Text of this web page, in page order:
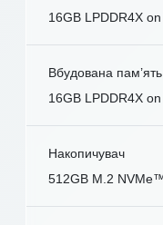
16GB LPDDR4X
Вбудована пам’ять
16GB LPDDR4X
Накопичувач
512GB M.2